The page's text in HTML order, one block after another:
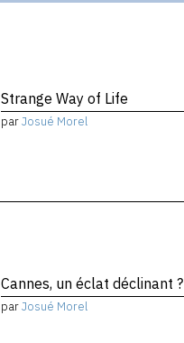
Strange Way of Life
parJosué Morel
Cannes, un éclat déclinant ?
parJosué Morel